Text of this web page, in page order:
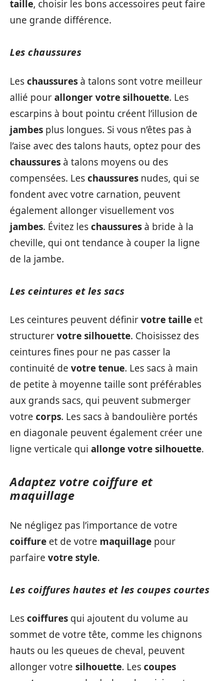
taille, choisir les bons accessoires peut faire
une grande différence.
Les chaussures
Leschaussures à talons sont votre meilleur
allié pourallonger votre silhouette. Les
escarpins à bout pointu créent l’illusion de
jambes plus longues. Si vous n’êtes pas à
l’aise avec des talons hauts, optez pour des
chaussures à talons moyens ou des
compensées. Leschaussures nudes, qui se
fondent avec votre carnation, peuvent
également allonger visuellement vos
jambes. Évitez leschaussures à bride à la
cheville, qui ont tendance à couper la ligne
de la jambe.
Les ceintures et les sacs
Les ceintures peuvent définirvotre taille et
structurervotre silhouette. Choisissez des
ceintures fines pour ne pas casser la
continuité de votre tenue. Les sacs à main
de petite à moyenne taille sont préférables
aux grands sacs, qui peuvent submerger
votre corps. Les sacs à bandoulière portés
en diagonale peuvent également créer une
ligne verticale qui allonge votre silhouette.
Adaptez votre coiffure et
maquillage
Ne négligez pas l’importance de votre
coiffure et de votre maquillage pour
parfaire votre style.
Les coiffures hautes et les coupes courtes
Lescoiffures qui ajoutent du volume au
sommet de votre tête, comme les chignons
hauts ou les queues de cheval, peuvent
allonger votre silhouette. Lescoupes